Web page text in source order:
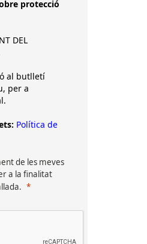
protecció
DEL
al butlletí
per a
Política de
de les meves
a la finalitat